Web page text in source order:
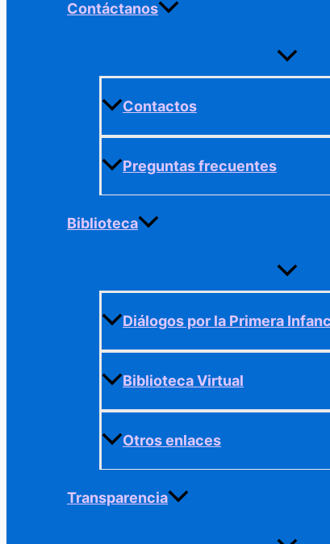
Contáctanos
Alternar
Contactos
Preguntas frecuentes
Biblioteca
Alternar
Diálogos por la Primera
Biblioteca Virtual
Otros enlaces
Transparencia